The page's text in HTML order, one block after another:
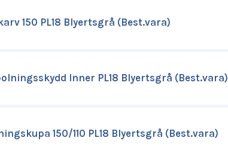
150 PL18 Blyertsgrå (Best.vara)
Inner PL18 Blyertsgrå (Best.vara)
150/110 PL18 Blyertsgrå (Best.vara)